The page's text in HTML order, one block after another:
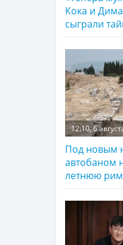
Кока и
сыграли
12:10, 6
Под новым
автобаном
летнюю